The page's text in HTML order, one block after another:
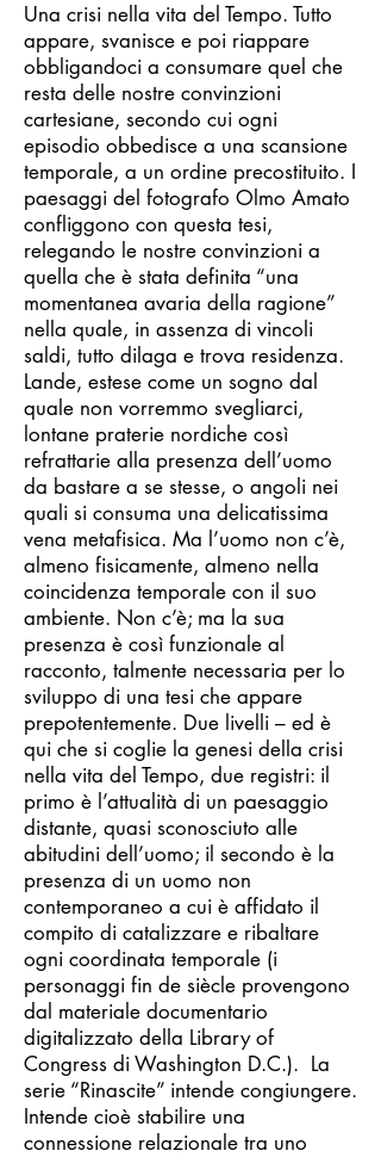
Una crisi nella vita del Tempo. Tutto
appare, svanisce e poi riappare
obbligandoci a consumare quel che
resta delle nostre convinzioni
cartesiane, secondo cui ogni
episodio obbedisce a una scansione
temporale, a un ordine precostituito. I
paesaggi del fotografo Olmo Amato
confliggono con questa tesi,
relegando le nostre convinzioni a
quella che è stata definita “una
momentanea avaria della ragione”
nella quale, in assenza di vincoli
saldi, tutto dilaga e trova residenza.
Lande, estese come un sogno dal
quale non vorremmo svegliarci,
lontane praterie nordiche così
refrattarie alla presenza dell’uomo
da bastare a se stesse, o angoli nei
quali si consuma una delicatissima
vena metafisica. Ma l’uomo non c’è,
almeno fisicamente, almeno nella
coincidenza temporale con il suo
ambiente. Non c’è; ma la sua
presenza è così funzionale al
racconto, talmente necessaria per lo
sviluppo di una tesi che appare
prepotentemente. Due livelli – ed è
qui che si coglie la genesi della crisi
nella vita del Tempo, due registri: il
primo è l’attualità di un paesaggio
distante, quasi sconosciuto alle
abitudini dell’uomo; il secondo è la
presenza di un uomo non
contemporaneo a cui è affidato il
compito di catalizzare e ribaltare
ogni coordinata temporale (i
personaggi fin de siècle provengono
dal materiale documentario
digitalizzato della Library of
Congress di Washington D.C.). La
serie “Rinascite” intende congiungere.
Intende cioè stabilire una
connessione relazionale tra uno